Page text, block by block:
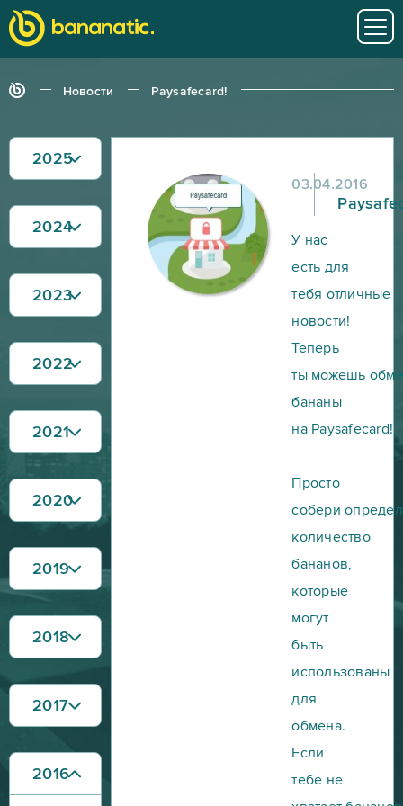
Новости Paysafecard!
03.04.2016
У нас
есть для
тебя отличные
новости!
Теперь
ты можешь
бананы
на Paysafecard!
Просто
собери
количество
бананов,
которые
могут
быть
использованы
для
обмена.
Если
тебе не
2025
2024
2023
2022
2021
2020
2019
2018
2017
2016